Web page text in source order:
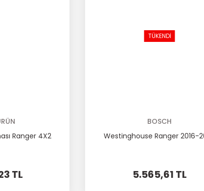
Ranger 4X2
TL
TÜKENDİ
BOSCH
Westinghouse Ranger 2016-
5.565,61 TL